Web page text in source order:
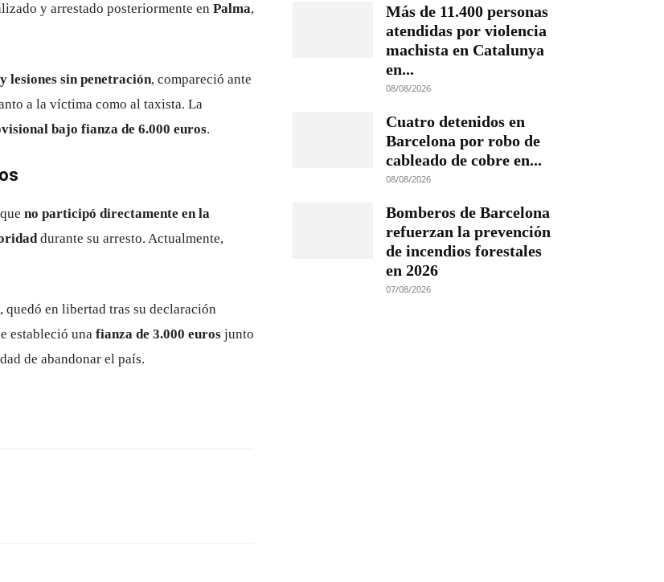
y arrestado posteriormente en Palma,
lesiones sin penetración, compareció ante
a la víctima como al taxista. La
bajo fianza de 6.000 euros.
no participó directamente en la
durante su arresto. Actualmente,
en libertad tras su declaración
estableció una fianza de 3.000 euros junto
de abandonar el país.
Más de 11.400 personas
atendidas por violencia
machista en Catalunya
en...
08/08/2026
Cuatro detenidos en
Barcelona por robo de
cableado de cobre en...
08/08/2026
Bomberos de Barcelona
refuerzan la prevención
de incendios forestales
en 2026
07/08/2026